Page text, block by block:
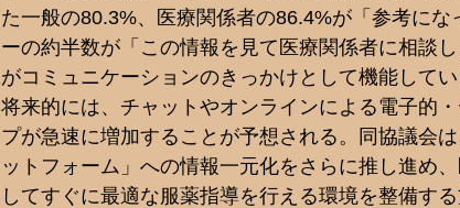
た一般の80.3%、医療関係者の86.4%が「参考に
ーの約半数が「この情報を見て医療関係者に相談
がコミュニケーションのきっかけとして機能して
将来的には、チャットやオンラインによる電子的
プが急速に増加することが予想される。同協議会
ットフォーム」への情報一元化をさらに推し進め
してすぐに最適な服薬指導を行える環境を整備す